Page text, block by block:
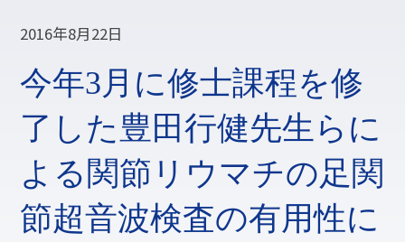
2016年8月22日
今年3月に修士課程を修
了した豊田行健先生らに
よる関節リウマチの足関
節超音波検査の有用性に